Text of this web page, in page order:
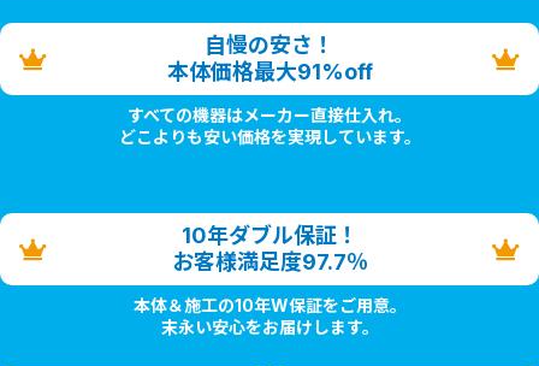
自慢の安さ！
本体価格最大91%off
すべての機器はメーカー直接仕入れ。
どこよりも安い価格を実現しています。
10年ダブル保証！
お客様満足度97.7％
本体＆施工の10年W保証をご用意。
末永い安心をお届けします。